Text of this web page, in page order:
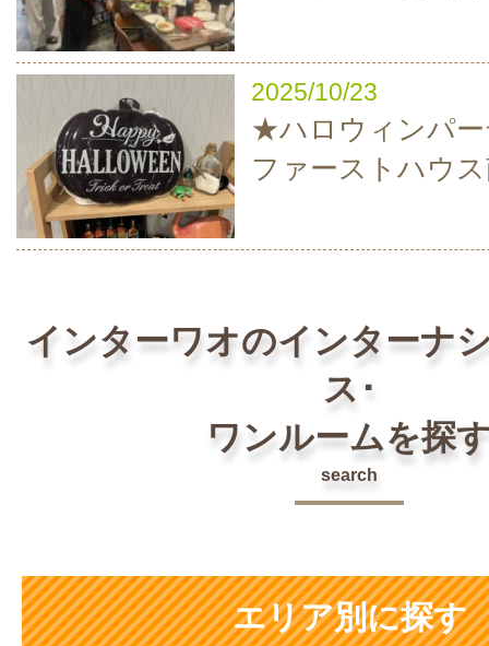
2025/10/23
★ハロウィンパー
ファーストハウ
インターワオのインターナ
ス･
ワンルームを探
search
エリア別に探す